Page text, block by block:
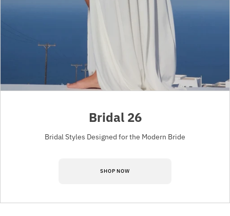
Bridal 26
Bridal Styles Designed for the Modern Bride
SHOP NOW